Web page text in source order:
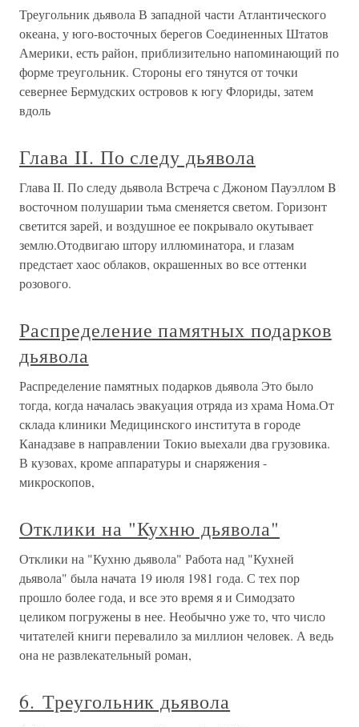
Треугольник дьявола В западной части Атлантического
океана, у юго-восточных берегов Соединенных Штатов
Америки, есть район, приблизительно напоминающий по
форме треугольник. Стороны его тянутся от точки
севернее Бермудских островов к югу Флориды, затем
вдоль
Глава II. По следу дьявола
Глава II. По следу дьявола Встреча с Джоном Пауэллом B
восточном полушарии тьма сменяется светом. Горизонт
светится зарей, и воздушное ее покрывало окутывает
землю.Отодвигаю штору иллюминатора, и глазам
предстает хаос облаков, окрашенных во все оттенки
розового.
Распределение памятных подарков
дьявола
Распределение памятных подарков дьявола Это было
тогда, когда началась эвакуация отряда из храма Нома.От
склада клиники Медицинского института в городе
Канадзаве в направлении Токио выехали два грузовика.
В кузовах, кроме аппаратуры и снаряжения -
микроскопов,
Отклики на "Кухню дьявола"
Отклики на "Кухню дьявола" Работа над "Кухней
дьявола" была начата 19 июля 1981 года. С тех пор
прошло более года, и все это время я и Симодзато
целиком погружены в нее. Необычно уже то, что число
читателей книги перевалило за миллион человек. А ведь
она не развлекательный роман,
6. Треугольник дьявола